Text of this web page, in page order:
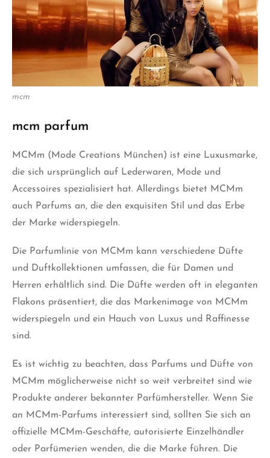
mcm
mcm parfum
MCMm (Mode Creations München) ist eine Luxusmarke,
die sich ursprünglich auf Lederwaren, Mode und
Accessoires spezialisiert hat. Allerdings bietet MCMm
auch Parfums an, die den exquisiten Stil und das Erbe
der Marke widerspiegeln.
Die Parfumlinie von MCMm kann verschiedene Düfte
und Duftkollektionen umfassen, die für Damen und
Herren erhältlich sind. Die Düfte werden oft in eleganten
Flakons präsentiert, die das Markenimage von MCMm
widerspiegeln und ein Hauch von Luxus und Raffinesse
sind.
Es ist wichtig zu beachten, dass Parfums und Düfte von
MCMm möglicherweise nicht so weit verbreitet sind wie
Produkte anderer bekannter Parfümhersteller. Wenn Sie
an MCMm-Parfums interessiert sind, sollten Sie sich an
offizielle MCMm-Geschäfte, autorisierte Einzelhändler
oder Parfümerien wenden, die die Marke führen. Die